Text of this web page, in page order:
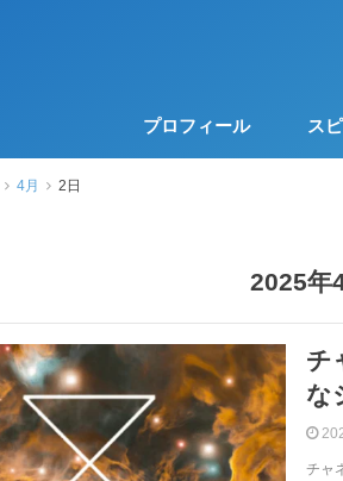
プロフィール ス
4月 2日
2025年
チ
な
チャ